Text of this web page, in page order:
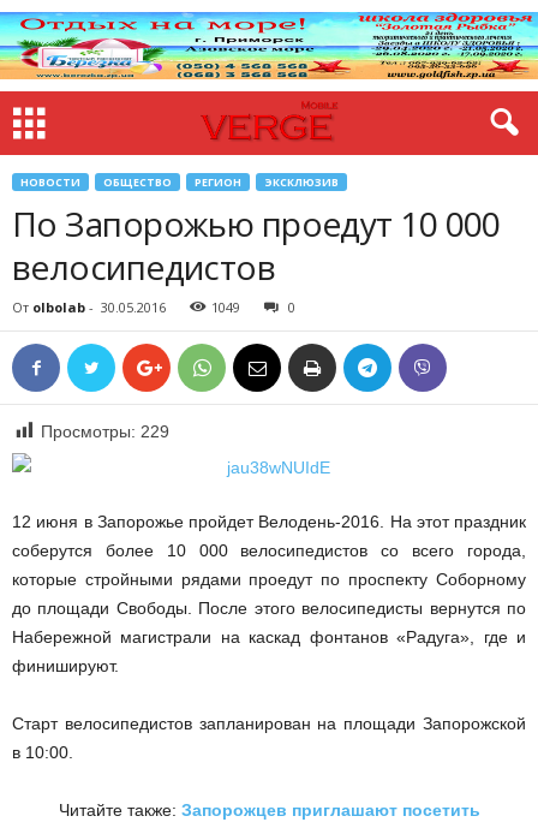
НОВОСТИ ОБЩЕСТВО РЕГИОН ЭКСКЛЮЗИВ
По Запорожью проедут 10 000
велосипедистов
От olbolab - 30.05.2016 1049 0
Просмотры: 229
12 июня в Запорожье пройдет Велодень-2016. На этот праздник
соберутся более 10 000 велосипедистов со всего города,
которые стройными рядами проедут по проспекту Соборному
до площади Свободы. После этого велосипедисты вернутся по
Набережной магистрали на каскад фонтанов «Радуга», где и
финишируют.
Старт велосипедистов запланирован на площади Запорожской
в 10:00.
Читайте также: Запорожцев приглашают посетить